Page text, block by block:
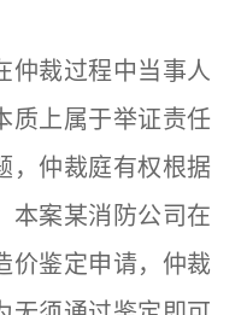
裁过程中当事人
质上属于举证责任
，仲裁庭有权根据
本案某消防公司在
价鉴定申请，仲裁